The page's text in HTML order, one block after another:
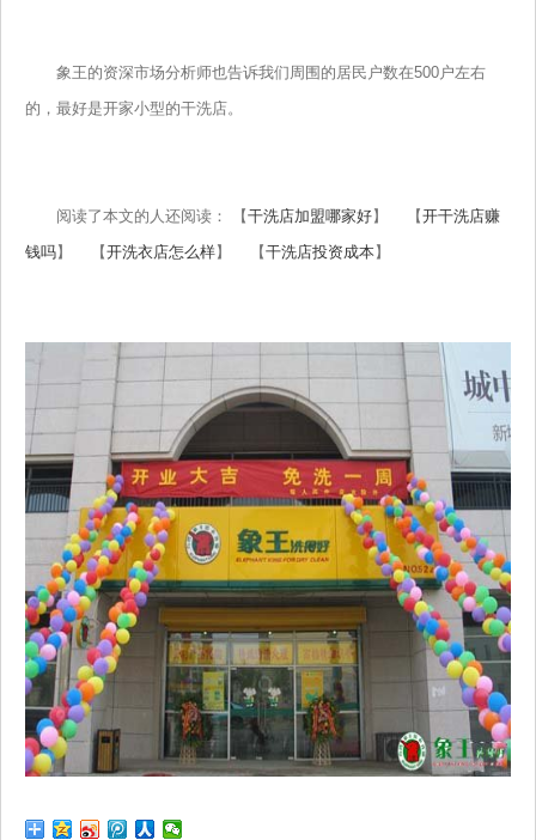
象王的资深市场分析师也告诉我们周围的居民户数在500户左右
的，最好是开家小型的干洗店。
阅读了本文的人还阅读： 【干洗店加盟哪家好】 【开干洗店赚
钱吗】 【开洗衣店怎么样】 【干洗店投资成本】